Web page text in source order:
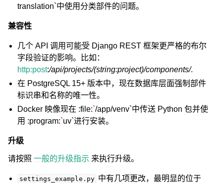
translation`中使用分类部件的问题。
兼容性
几个 API 调用可能受 Django REST 框架更严格的布尔
字段验证的影响。比如：
http:post:/api/projects/(string:project)/components/.
在 PostgreSQL 15+ 版本中，现在数据库层面强制部件
标识串和名称的唯一性。
Docker 映像现在 :file:`/app/venv`中传送 Python 包并使
用 :program:`uv`进行安装。
升级
请按照 一般的升级指示 来执行升级。
settings_example.py 中有几项更改，最明显的位于